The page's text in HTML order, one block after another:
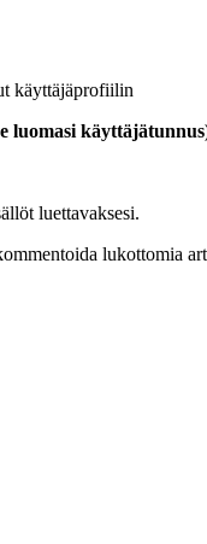
käyttäjäprofiilin
luettavaksesi.
lukottomia